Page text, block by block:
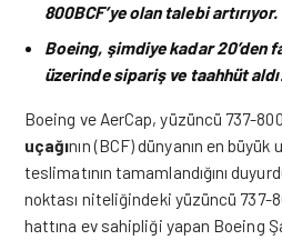
800BCF’ye olan talebi artırıyor.
Boeing, şimdiye kadar 20’den
üzerinde sipariş ve taahhüt
Boeing ve AerCap, yüzüncü 737-800
uçağının (BCF) dünyanın en
teslimatının tamamlandığını
noktası niteliğindeki yüzüncü 737-
hattına ev sahipliği yapan Boeing